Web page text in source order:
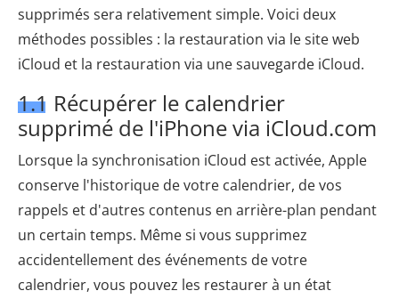
supprimés sera relativement simple. Voici deux
méthodes possibles : la restauration via le site web
iCloud et la restauration via une sauvegarde iCloud.
1.1 Récupérer le calendrier
supprimé de l'iPhone via iCloud.com
Lorsque la synchronisation iCloud est activée, Apple
conserve l'historique de votre calendrier, de vos
rappels et d'autres contenus en arrière-plan pendant
un certain temps. Même si vous supprimez
accidentellement des événements de votre
calendrier, vous pouvez les restaurer à un état